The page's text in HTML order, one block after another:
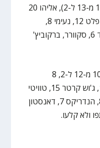
13 ריבאונדים), לנדסברג 21 (10 מ-13 ל-2), אליהו 20
(10 מ-10 ל-2, 9 אסיסטים), רוזפלט 12, נעימי 8,
טפירו 6 (10 ריבאונדים), אורלנד 6, סקוורר, ברקוביץ'
קילינגסוורת' 20 (10 מ-12 ל-2, 8
ריבאונדים), מיצ'ל 17, באומן 17, ג'וש קרטר 15, טוויטי
קרטר 15 (5 מ-8 ל-3), דילייני 8, הנדריקס 7, דאנסטון